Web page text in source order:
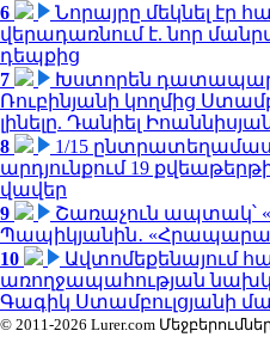
6
Նորայրը մեկնել էր
վերադառնում է. նոր
դեպքից
7
Խստորեն
Ռուբինյանի կողմից
լինելը. Դանիել
8
1/15
արդյունքում 19
վավեր
9
Շառաչուն ապտակ՝
Պապիկյանին․
10
Ավտոմեքենայում
առողջապահության
Գագիկ Ստամբուլցյանի
© 2011-2026 Lurer.com